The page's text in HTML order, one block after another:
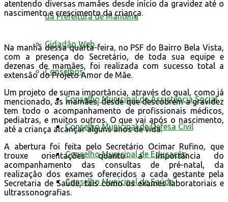
da Prefeitura de Mantena
Cidadão Web
Conselhos
Conselho Municipal de Assistência Social
Conselho Municipal de Defesa Civil
Conselho Municipal de Educação
Conselho Municipal de Saúde
atentendo diversas mamães desde início da gravidez até o
nascimento e crescimento da criança.
Na manhã dessa quarta-feira, no PSF do Bairro Bela Vista,
com a presença do Secretário, de toda sua equipe e
dezenas de mamães, foi realizada com sucesso total a
extensão do Projeto Amor de Mãe.
Um projeto de suma importância, através do qual, como já
mencionado, as mamães, desde que descobrem a gravidez
tem todo o acompanhamento de profissionais médicos,
pediatras, e muitos outros. O que vai após o nascimento,
até a criança alcançar alguns anos de vida.
A abertura foi feita pelo Secretário Ocimar Rufino, que
trouxe orientações quanto a importância do
acompanhamento das consultas de pré-natal, da
realização dos exames oferecidos a cada gestante pela
Secretaria de Saúde, tais como os exames laboratoriais e
ultrassonografias.